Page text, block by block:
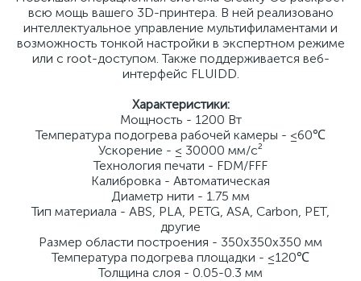
всю мощь вашего 3D-принтера. В ней реализовано
интеллектуальное управление мультифиламентами и
возможность тонкой настройки в экспертном режиме
или с root-доступом. Также поддерживается веб-
интерфейс FLUIDD.
Характеристики:
Мощность - 1200 Вт
Температура подогрева рабочей камеры - ≤60℃
Ускорение - ≤ 30000 мм/с²
Технология печати - FDM/FFF
Калибровка - Автоматическая
Диаметр нити - 1.75 мм
Тип материала - ABS, PLA, PETG, ASA, Carbon, PET,
другие
Размер области построения - 350x350x350 мм
Температура подогрева площадки - ≤120℃
Толщина слоя - 0.05-0.3 мм